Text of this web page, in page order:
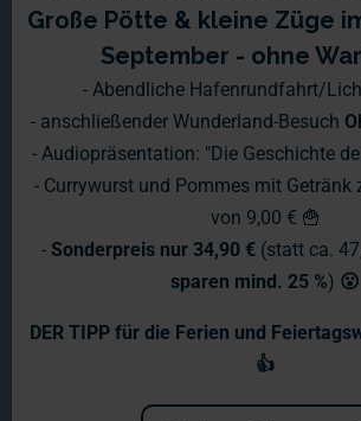
Montag 11.12.23-
17.12.23
Große Pötte & kleine Züge
September - ohne
- Abendliche Hafenrundfahrt/
- anschließender Wunderland-Besuch
- Audiopräsentation: "Die Geschichte
- Currywurst und Pommes mit Getränk
von 9,00 € 🍟
- Sonderpreis nur 34,90 € (statt ca.
sparen mind. 25 %) 😮
DER TIPP für die Ferien und
👍